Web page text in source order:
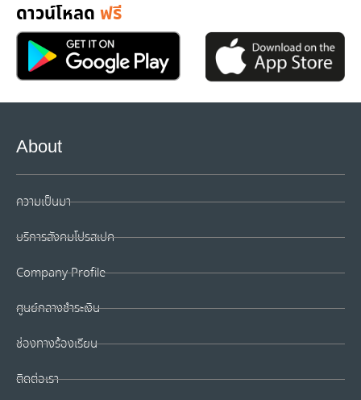
ดาวน์โหลด ฟรี
About
ความเป็นมา
บริการสังคมโปรสเปค
Company Profile
ศูนย์กลางชำระเงิน
ช่องทางร้องเรียน
ติดต่อเรา